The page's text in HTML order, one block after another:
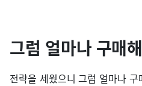
그럼 얼마나 구매
전략을 세웠으니 그럼 얼마나